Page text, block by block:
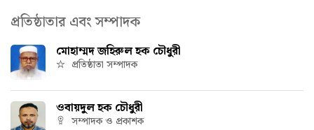
প্রতিষ্ঠাতার এবং সম্পাদক
মোহাম্মদ জহিরুল হক চৌধুরী
প্রতিষ্ঠাতা সম্পাদক
ওবায়দুল হক চৌধুরী
সম্পাদক ও প্রকাশক